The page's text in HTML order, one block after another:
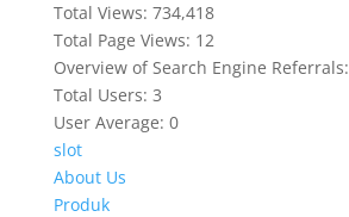
Total Views: 734,418
Total Page Views: 12
Overview of Search Engine Referrals:
Total Users: 3
User Average: 0
slot
About Us
Produk